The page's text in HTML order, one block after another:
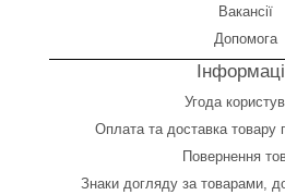
Вакансії
Допомога
Угода
Оплата та доставка товару
Повернення
Знаки догляду за товарами,